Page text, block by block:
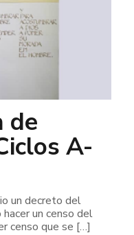
de
A-
un decreto del
un censo del
censo que se […]